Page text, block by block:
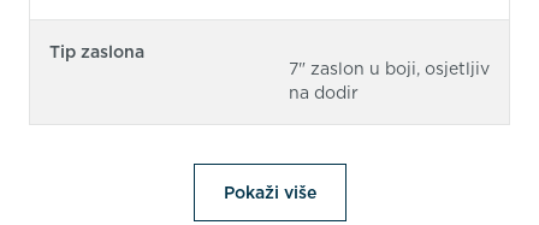
Tip zaslona
7" zaslon u boji, osjetljiv
na dodir
Pokaži više